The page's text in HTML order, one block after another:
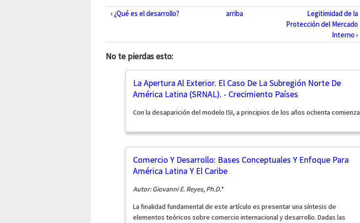
‹ ¿Qué es el desarrollo? arriba
Legitimidad de la
Protección del Mercado
Interno ›
No te pierdas esto:
La Apertura Al Exterior. El Caso De La Subregión Norte De
América Latina (SRNAL). - Crecimiento Países
Con la desaparición del modelo ISI, a principios de los años ochenta comienza
Comercio Y Desarrollo: Bases Conceptuales Y Enfoque Para
América Latina Y El Caribe
Autor: Giovanni E. Reyes, Ph.D.*
La finalidad fundamental de este artículo es presentar una síntesis de
elementos teóricos sobre comercio internacional y desarrollo. Dadas las